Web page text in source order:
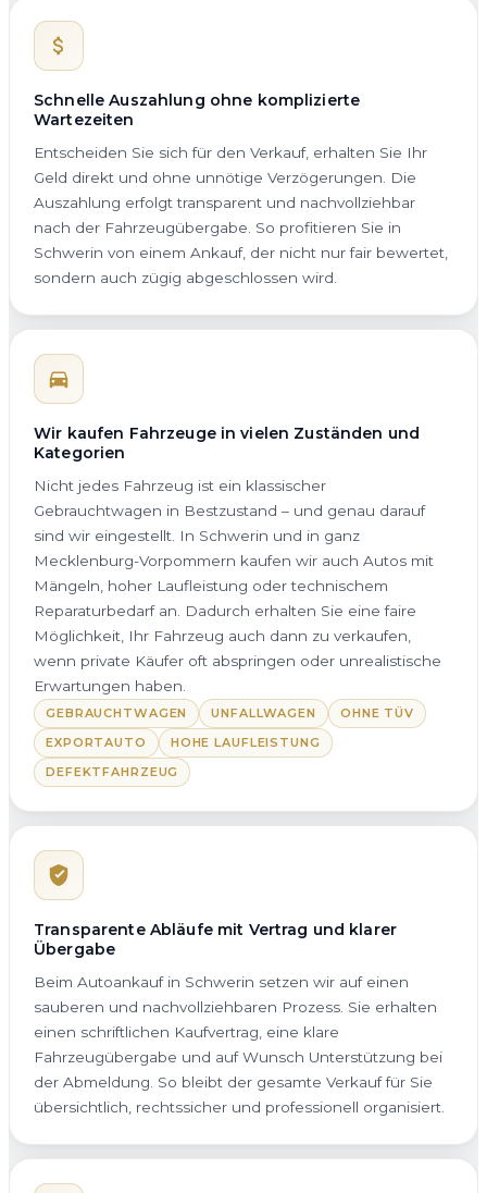
Schnelle Auszahlung ohne komplizierte
Wartezeiten
Entscheiden Sie sich für den Verkauf, erhalten Sie Ihr
Geld direkt und ohne unnötige Verzögerungen. Die
Auszahlung erfolgt transparent und nachvollziehbar
nach der Fahrzeugübergabe. So profitieren Sie in
Schwerin von einem Ankauf, der nicht nur fair bewertet,
sondern auch zügig abgeschlossen wird.
Wir kaufen Fahrzeuge in vielen Zuständen und
Kategorien
Nicht jedes Fahrzeug ist ein klassischer
Gebrauchtwagen in Bestzustand – und genau darauf
sind wir eingestellt. In Schwerin und in ganz
Mecklenburg-Vorpommern kaufen wir auch Autos mit
Mängeln, hoher Laufleistung oder technischem
Reparaturbedarf an. Dadurch erhalten Sie eine faire
Möglichkeit, Ihr Fahrzeug auch dann zu verkaufen,
wenn private Käufer oft abspringen oder unrealistische
Erwartungen haben.
GEBRAUCHTWAGEN UNFALLWAGEN
OHNE TÜV
EXPORTAUTO
HOHE LAUFLEISTUNG
DEFEKTFAHRZEUG
Transparente Abläufe mit Vertrag und klarer
Übergabe
Beim Autoankauf in Schwerin setzen wir auf einen
sauberen und nachvollziehbaren Prozess. Sie erhalten
einen schriftlichen Kaufvertrag, eine klare
Fahrzeugübergabe und auf Wunsch Unterstützung bei
der Abmeldung. So bleibt der gesamte Verkauf für Sie
übersichtlich, rechtssicher und professionell organisiert.